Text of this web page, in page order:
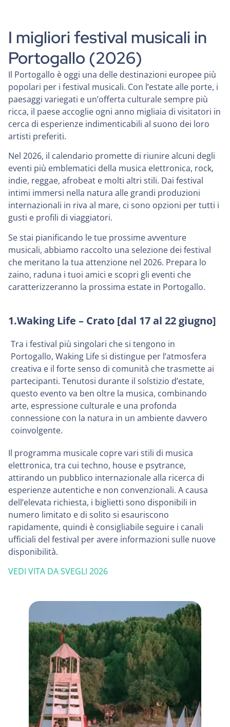
I migliori festival musicali in
Portogallo (2026)
Il Portogallo è oggi una delle destinazioni europee più
popolari per i festival musicali. Con l’estate alle porte, i
paesaggi variegati e un’offerta culturale sempre più
ricca, il paese accoglie ogni anno migliaia di visitatori in
cerca di esperienze indimenticabili al suono dei loro
artisti preferiti.
Nel 2026, il calendario promette di riunire alcuni degli
eventi più emblematici della musica elettronica, rock,
indie, reggae, afrobeat e molti altri stili. Dai festival
intimi immersi nella natura alle grandi produzioni
internazionali in riva al mare, ci sono opzioni per tutti i
gusti e profili di viaggiatori.
Se stai pianificando le tue prossime avventure
musicali, abbiamo raccolto una selezione dei festival
che meritano la tua attenzione nel 2026. Prepara lo
zaino, raduna i tuoi amici e scopri gli eventi che
caratterizzeranno la prossima estate in Portogallo.
1.Waking Life – Crato [dal 17 al 22 giugno]
Tra i festival più singolari che si tengono in
Portogallo, Waking Life si distingue per l’atmosfera
creativa e il forte senso di comunità che trasmette ai
partecipanti. Tenutosi durante il solstizio d’estate,
questo evento va ben oltre la musica, combinando
arte, espressione culturale e una profonda
connessione con la natura in un ambiente davvero
coinvolgente.
Il programma musicale copre vari stili di musica
elettronica, tra cui techno, house e psytrance,
attirando un pubblico internazionale alla ricerca di
esperienze autentiche e non convenzionali. A causa
dell’elevata richiesta, i biglietti sono disponibili in
numero limitato e di solito si esauriscono
rapidamente, quindi è consigliabile seguire i canali
ufficiali del festival per avere informazioni sulle nuove
disponibilità.
VEDI VITA DA SVEGLI 2026